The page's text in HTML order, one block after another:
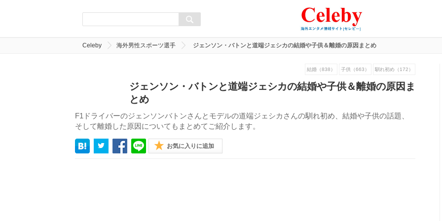
Celeby 海外男性スポーツ選手 ジェンソン・バトンと道端ジェシカの結婚や子供＆離婚の原因まとめ
結婚（838） 子供（663） 馴れ初め（172）
ジェンソン・バトンと道端ジェシカの結婚や子供＆離婚の原因ま
とめ
F1ドライバーのジェンソンバトンさんとモデルの道端ジェシカさんの馴れ初め、結婚や子供の話題、
そして離婚した原因についてもまとめてご紹介します。
お気に入りに追加